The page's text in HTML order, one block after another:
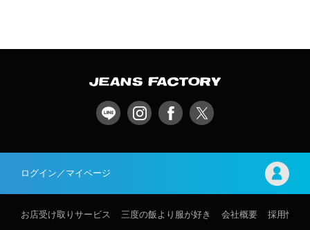
ログイン／マイページ
お店受け取りサービス 三度の飯より服が好き 会社概要 採用情報